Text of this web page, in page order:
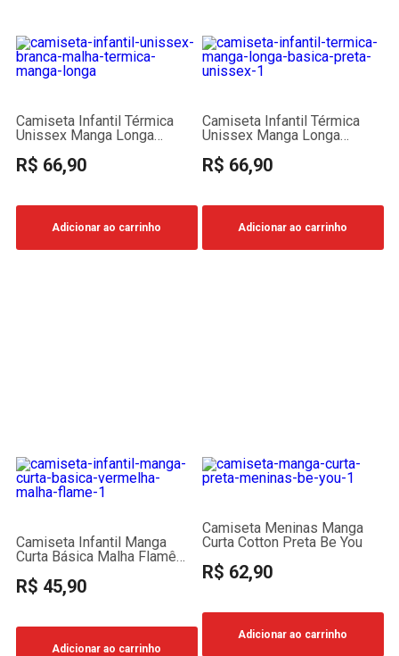
Camiseta Infantil Térmica
Unissex Manga Longa
R$ 66,90
Adicionar ao carrinho
Camiseta Infantil Térmica
Unissex Manga Longa
R$ 66,90
Adicionar ao carrinho
Camiseta Infantil Manga
Curta Básica Malha Flamê
R$ 45,90
Adicionar ao carrinho
Camiseta Meninas Manga
Curta Cotton Preta Be You
R$ 62,90
Adicionar ao carrinho